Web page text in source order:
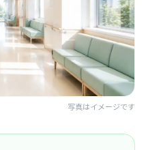
写真はイメージです